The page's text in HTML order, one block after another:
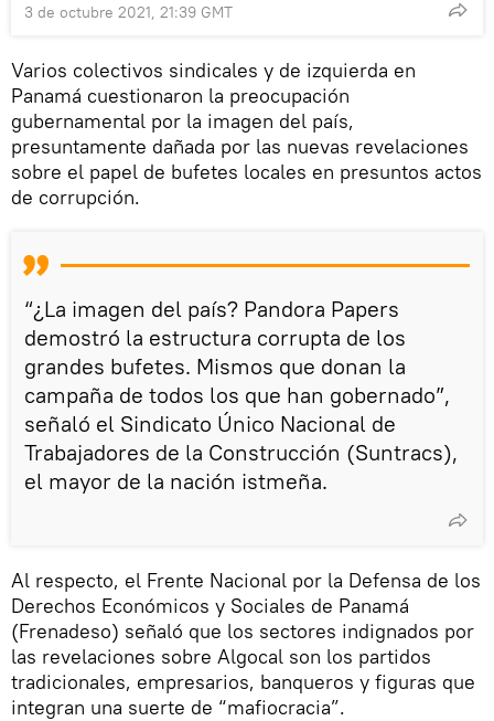
3 de octubre 2021, 21:39 GMT
Varios colectivos sindicales y de izquierda en
Panamá cuestionaron la preocupación
gubernamental por la imagen del país,
presuntamente dañada por las nuevas revelaciones
sobre el papel de bufetes locales en presuntos actos
de corrupción.
“¿La imagen del país? Pandora Papers
demostró la estructura corrupta de los
grandes bufetes. Mismos que donan la
campaña de todos los que han gobernado”,
señaló el Sindicato Único Nacional de
Trabajadores de la Construcción (Suntracs),
el mayor de la nación istmeña.
Al respecto, el Frente Nacional por la Defensa de los
Derechos Económicos y Sociales de Panamá
(Frenadeso) señaló que los sectores indignados por
las revelaciones sobre Algocal son los partidos
tradicionales, empresarios, banqueros y figuras que
integran una suerte de “mafiocracia”.